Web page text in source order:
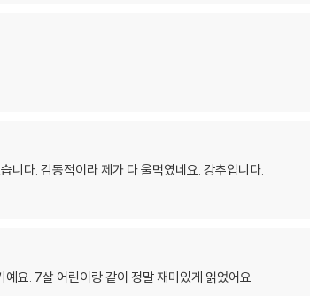
니다. 감동적이라 제가 다 울먹였네요. 강추입니다.
요. 7살 어린이랑 같이 정말 재미있게 읽었어요